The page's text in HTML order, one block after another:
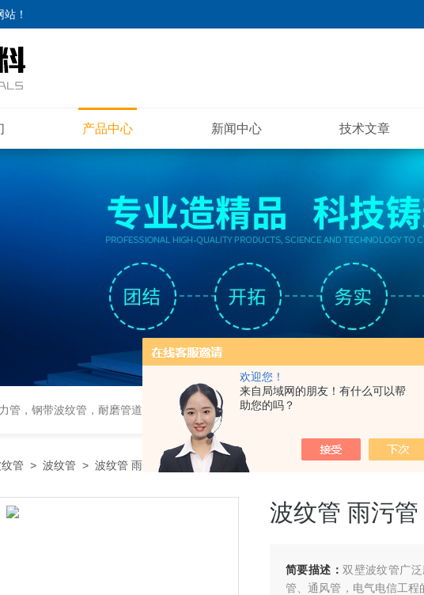
欢迎您！
来自局域网的朋友！有什么可以帮
助您的吗？
站 ！
产品中心 新闻中心 技术文章
管，钢带波纹管，耐磨管道,衬塑钢管,钢衬塑管,钢衬四氟管,超高分子量聚乙烯管,超高
管 > 波纹管 > 波纹管 雨污管 洛阳
波纹管 雨污管
简要描述：双壁波纹管广
管、通风管，电气电信工